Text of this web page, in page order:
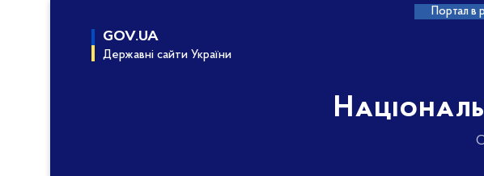
Портал в
GOV.UA
Державні сайти України